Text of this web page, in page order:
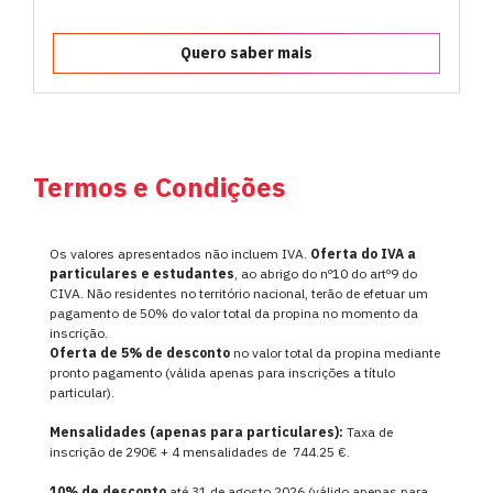
Quero saber mais
Termos e Condições
Os valores apresentados não incluem IVA. Oferta do IVA a
particulares e estudantes , ao abrigo do nº10 do artº9 do
CIVA. Não residentes no território nacional, terão de efetuar um
pagamento de 50% do valor total da propina no momento da
inscrição.
Oferta de 5% de desconto no valor total da propina mediante
pronto pagamento (válida apenas para inscrições a título
particular).
Mensalidades (apenas para particulares): Taxa de
inscrição de 290€ + 4 mensalidades de 744.25 €.